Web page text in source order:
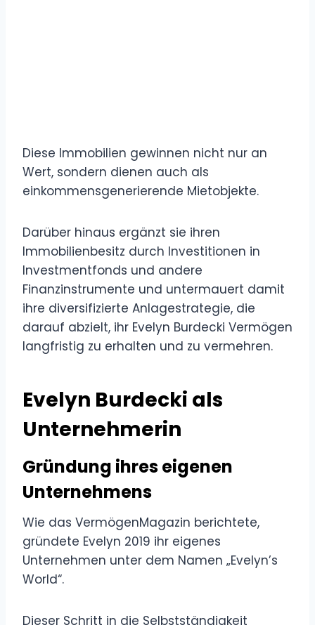
Diese Immobilien gewinnen nicht nur an
Wert, sondern dienen auch als
einkommensgenerierende Mietobjekte.
Darüber hinaus ergänzt sie ihren
Immobilienbesitz durch Investitionen in
Investmentfonds und andere
Finanzinstrumente und untermauert damit
ihre diversifizierte Anlagestrategie, die
darauf abzielt, ihr Evelyn Burdecki Vermögen
langfristig zu erhalten und zu vermehren.
Evelyn Burdecki als
Unternehmerin
Gründung ihres eigenen
Unternehmens
Wie das VermögenMagazin berichtete,
gründete Evelyn 2019 ihr eigenes
Unternehmen unter dem Namen „Evelyn’s
World“.
Dieser Schritt in die Selbstständigkeit